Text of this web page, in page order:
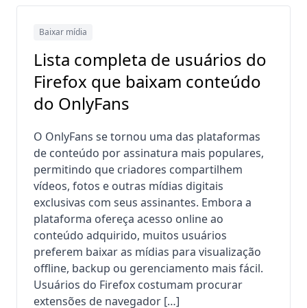
Baixar mídia
Lista completa de usuários do
Firefox que baixam conteúdo
do OnlyFans
O OnlyFans se tornou uma das plataformas
de conteúdo por assinatura mais populares,
permitindo que criadores compartilhem
vídeos, fotos e outras mídias digitais
exclusivas com seus assinantes. Embora a
plataforma ofereça acesso online ao
conteúdo adquirido, muitos usuários
preferem baixar as mídias para visualização
offline, backup ou gerenciamento mais fácil.
Usuários do Firefox costumam procurar
extensões de navegador […]